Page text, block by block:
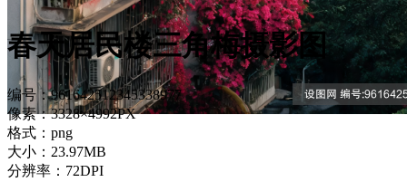
春天居民楼三角梅摄影图
编号：961642512345338977
像素：3328×4992PX
格式：png
大小：23.97MB
分辨率：72DPI